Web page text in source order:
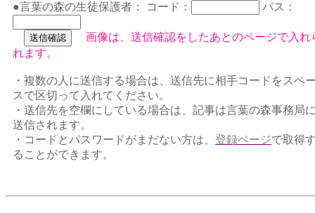
●言葉の森の生徒保護者：
コード： パス：
画像は、送信確認をしたあとのページで入れ
れます。
・複数の人に送信する場合は、送信先に相手コードをスペ
スで区切って入れてください。
・送信先を空欄にしている場合は、記事は言葉の森事務局
送信されます。
・コードとパスワードがまだない方は、 登録ページで取得
ることができます。